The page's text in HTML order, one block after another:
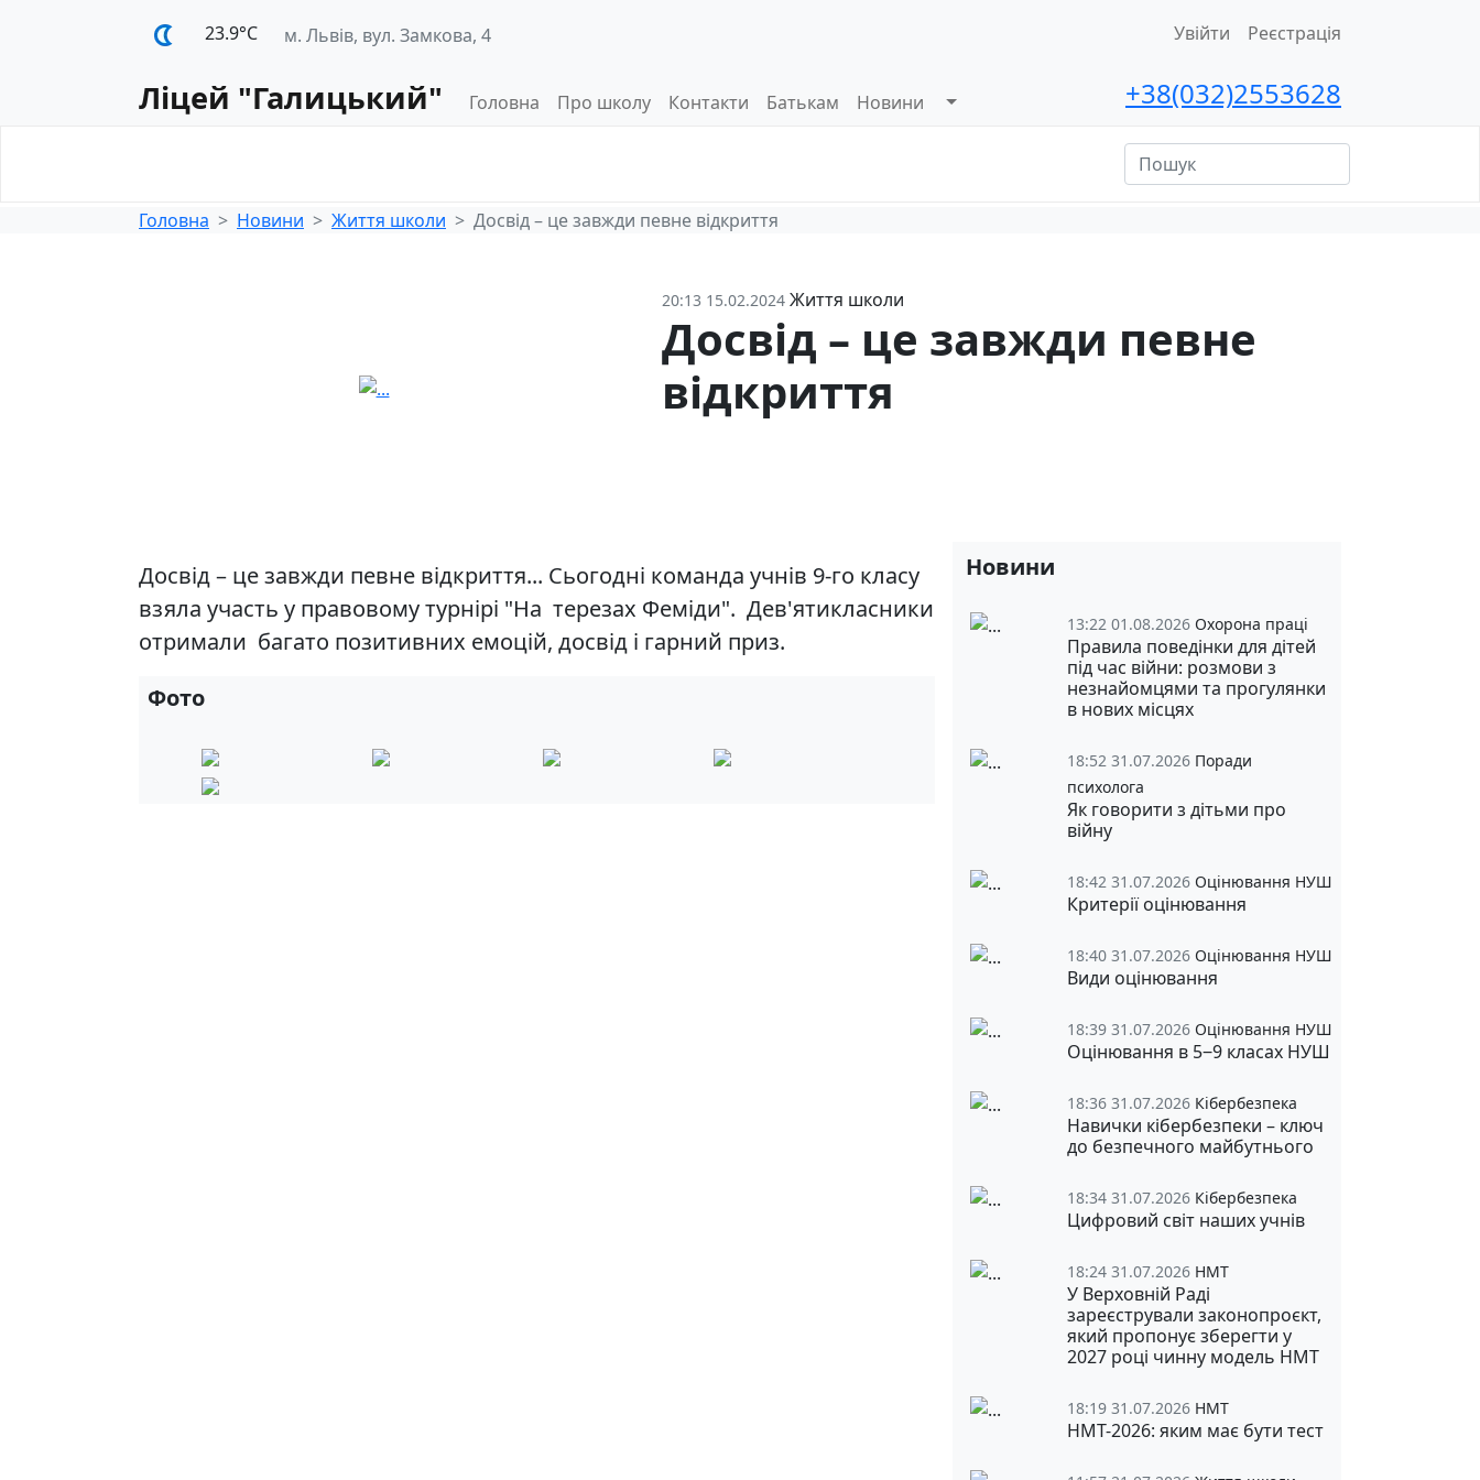
23.9°С м. Львів, вул. Замкова, 4 Увійти Реєстрація
Ліцей "Галицький" Головна Про школу Контакти Батькам Новини +38(032)2553628
Головна
Новини Життя школи Досвід – це завжди певне відкриття
20:13 15.02.2024 Життя школи
Досвід – це завжди певне
відкриття
Досвід – це завжди певне відкриття... Сьогодні команда учнів 9-го класу
взяла участь у правовому турнірі "На терезах Феміди". Дев'ятикласники
отримали багато позитивних емоцій, досвід і гарний приз.
Фото
Новини
13:22 01.08.2026 Охорона праці
Правила поведінки для дітей
під час війни: розмови з
незнайомцями та прогулянки
в нових місцях
18:52 31.07.2026 Поради
психолога
Як говорити з дітьми про
війну
18:42 31.07.2026 Оцінювання НУШ
Критерії оцінювання
18:40 31.07.2026 Оцінювання НУШ
Види оцінювання
18:39 31.07.2026 Оцінювання НУШ
Оцінювання в 5‒9 класах НУШ
18:36 31.07.2026 Кібербезпека
Навички кібербезпеки – ключ
до безпечного майбутнього
18:34 31.07.2026 Кібербезпека
Цифровий світ наших учнів
18:24 31.07.2026 НМТ
У Верховній Раді
зареєстрували законопроєкт,
який пропонує зберегти у
2027 році чинну модель НМТ
18:19 31.07.2026 НМТ
НМТ-2026: яким має бути тест